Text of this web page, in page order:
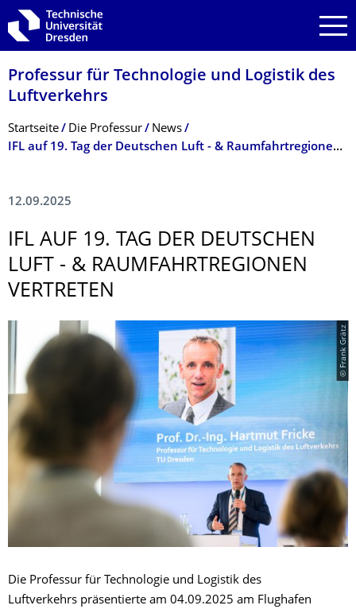
Zur Hauptnavigation springen
Zur Suche springen
Zum Inhalt springen
Professur für Technologie und Logistik des
Luftverkehrs
Breadcrumb-Menü
Startseite Die Professur
News
IFL auf 19. Tag der Deutschen Luft - & Raumfahrtregionen vertreten
12.09.2025
IFL AUF 19. TAG DER DEUTSCHEN
LUFT - & RAUMFAHRTREGIO­NEN
VERTRETEN
© Frank Grätz
Die Professur für Technologie und Logistik des
Luftverkehrs präsentierte am 04.09.2025 am Flughafen